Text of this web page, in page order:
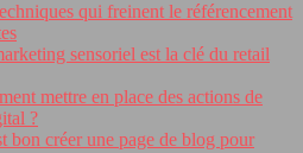
qui freinent le référencement
sensoriel est la clé du retail
mettre en place des actions de
?
bon créer une page de blog pour